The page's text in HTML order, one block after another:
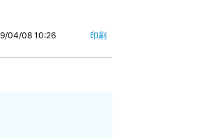
04/08 10:26 印刷